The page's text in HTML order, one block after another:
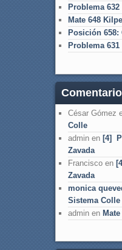
Problema 632
Mate 648
Posición 658:
Problema 631
César Gómez
Colle
adminen [4]
Zavada
Franciscoen
Zavada
monica
Sistema Colle
adminen